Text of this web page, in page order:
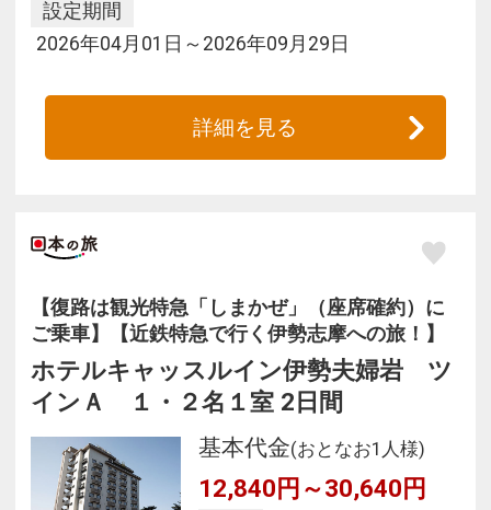
設定期間
2026年04月01日～2026年09月29日
詳細を見る
【復路は観光特急「しまかぜ」（座席確約）に
ご乗車】【近鉄特急で行く伊勢志摩への旅！】
ホテルキャッスルイン伊勢夫婦岩 ツ
インＡ １・２名１室 2日間
基本代金(おとなお1人様)
12,840円～30,640円